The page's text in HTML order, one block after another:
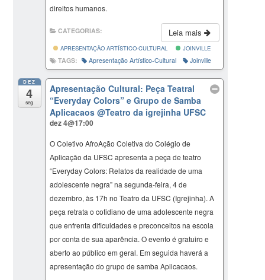
direitos humanos.
Leia mais
CATEGORIAS:
APRESENTAÇÃO ARTÍSTICO-CULTURAL JOINVILLE
TAGS: Apresentação Artístico-Cultural Joinville
DEZ
4
seg
Apresentação Cultural: Peça Teatral
“Everyday Colors” e Grupo de Samba
Aplicacaos@Teatro da igrejinha UFSC
dez 4@17:00
O Coletivo AfroAção Coletiva do Colégio de
Aplicação da UFSC apresenta a peça de teatro
“Everyday Colors: Relatos da realidade de uma
adolescente negra” na segunda-feira, 4 de
dezembro, às 17h no Teatro da UFSC (Igrejinha). A
peça retrata o cotidiano de uma adolescente negra
que enfrenta dificuldades e preconceitos na escola
por conta de sua aparência. O evento é gratuiro e
aberto ao público em geral. Em seguida haverá a
apresentação do grupo de samba Aplicacaos.